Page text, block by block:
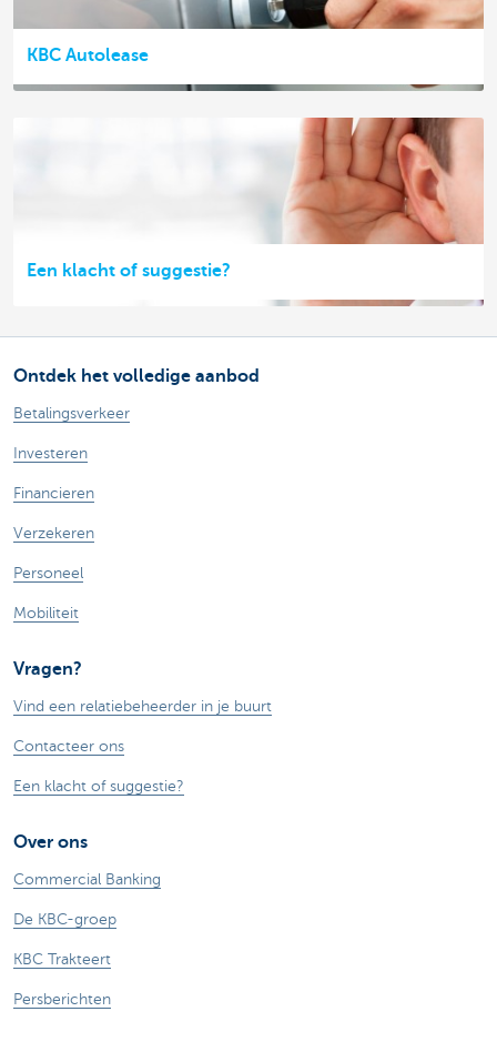
KBC Autolease
Een klacht of suggestie?
Ontdek het volledige aanbod
Betalingsverkeer
Investeren
Financieren
Verzekeren
Personeel
Mobiliteit
Vragen?
Vind een relatiebeheerder in je buurt
Contacteer ons
Een klacht of suggestie?
Over ons
Commercial Banking
De KBC-groep
KBC Trakteert
Persberichten